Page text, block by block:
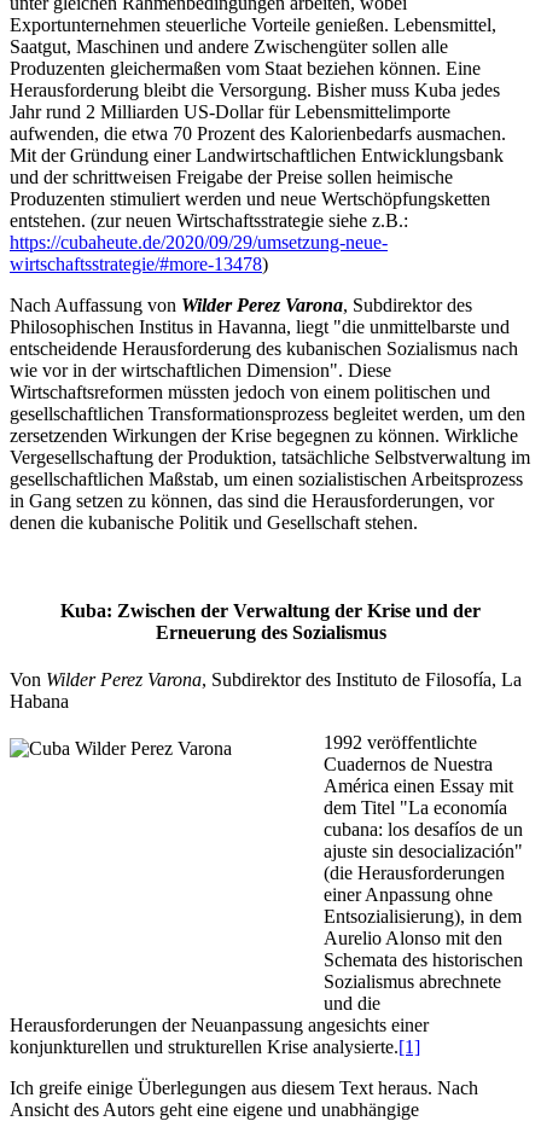
Exportunternehmen steuerliche Vorteile genießen. Lebensmittel,
Saatgut, Maschinen und andere Zwischengüter sollen alle
Produzenten gleichermaßen vom Staat beziehen können. Eine
Herausforderung bleibt die Versorgung. Bisher muss Kuba jedes
Jahr rund 2 Milliarden US-Dollar für Lebensmittelimporte
aufwenden, die etwa 70 Prozent des Kalorienbedarfs ausmachen.
Mit der Gründung einer Landwirtschaftlichen Entwicklungsbank
und der schrittweisen Freigabe der Preise sollen heimische
Produzenten stimuliert werden und neue Wertschöpfungsketten
entstehen. (zur neuen Wirtschaftsstrategie siehe z.B.:
https://cubaheute.de/2020/09/29/umsetzung-neue-
wirtschaftsstrategie/#more-13478)
Nach Auffassung von Wilder Perez Varona, Subdirektor des
Philosophischen Institus in Havanna, liegt "die unmittelbarste und
entscheidende Herausforderung des kubanischen Sozialismus nach
wie vor in der wirtschaftlichen Dimension". Diese
Wirtschaftsreformen müssten jedoch von einem politischen und
gesellschaftlichen Transformationsprozess begleitet werden, um den
zersetzenden Wirkungen der Krise begegnen zu können. Wirkliche
Vergesellschaftung der Produktion, tatsächliche Selbstverwaltung im
gesellschaftlichen Maßstab, um einen sozialistischen Arbeitsprozess
in Gang setzen zu können, das sind die Herausforderungen, vor
denen die kubanische Politik und Gesellschaft stehen.
Kuba: Zwischen der Verwaltung der Krise und der
Erneuerung des Sozialismus
Von Wilder Perez Varona, Subdirektor des Instituto de Filosofía, La
Habana
1992 veröffentlichte
Cuadernos de Nuestra
América einen Essay mit
dem Titel "La economía
cubana: los desafíos de un
ajuste sin desocialización"
(die Herausforderungen
einer Anpassung ohne
Entsozialisierung), in dem
Aurelio Alonso mit den
Schemata des historischen
Sozialismus abrechnete
und die
Herausforderungen der Neuanpassung angesichts einer
konjunkturellen und strukturellen Krise analysierte.[1]
Ich greife einige Überlegungen aus diesem Text heraus. Nach
Ansicht des Autors geht eine eigene und unabhängige